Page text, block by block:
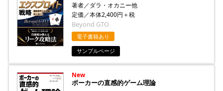
著者／ダラ・オカニー他
定価／本体2,400円＋税
Beyond GTO
電子書籍あり
サンプルページ
New
ポーカーの直感的ゲーム理論